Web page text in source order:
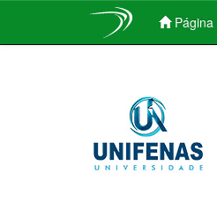
Página